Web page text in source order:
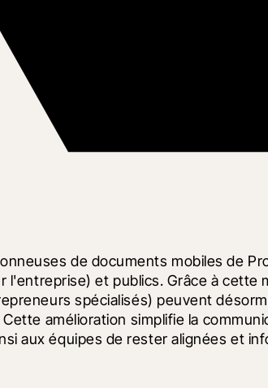
de documents mobiles de
l'entreprise) et publics. Grâce à
spécialisés) peuvent
amélioration simplifie la
aux équipes de rester alignées et